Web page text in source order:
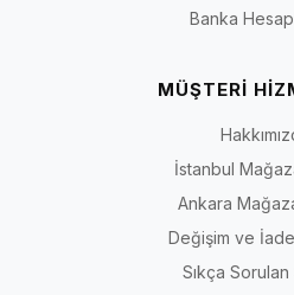
Banka
MÜŞTERİ
İstanbul
Ankara
Değişim ve İade
Sıkça